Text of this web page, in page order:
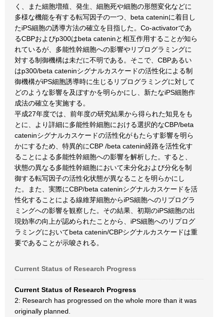
く、また細胞増殖、発生、細胞死や細胞の形態変化などに
多様な機能を有する転写因子の一つ、beta cateninに着目し
たiPS細胞の誘導方法の確立を目指した。Co-activatorであ
るCBPおよびp300はbeta cateninと相互作用することが知ら
れているが、多能性幹細胞への影響やリプログラミングに
対する制御機構は未だに不明である。そこで、CBPあるい
はp300/beta cateninシグナルカスケードの活性化による制
御機構がiPS細胞誘導時に生じるリプログラミングに対して
どのような影響を及ぼすかを明らかにし、新たなiPS細胞作
成法の確立を実施する。
平成27年度では、前年度の研究結果から得られた知見をも
とに、より詳細に多能性幹細胞における選択的なCBP/beta
cateninシグナルカスケードの活性化がもたらす影響を明ら
かにするため、特異的にCBP /beta catenin経路を活性化す
ることによる多能性幹細胞への影響を解析した。すると、
状態の異なる多能性幹細胞において未分化および分化を制
御する転写因子の活性化状態が異なることを明らかにし
た。また、実際にCBP/beta cateninシグナルカスケードを活
性化することによる線維芽細胞からiPS細胞へのリプログラ
ミングへの影響を観察した。その結果、初期のiPS細胞の出
現効率の向上が認められたことから、iPS細胞へのリプログ
ラミングにおいてbeta catenin/CBPシグナルカスケードは重
要であることが示唆される。
Current Status of Research Progress
Current Status of Research Progress
2: Research has progressed on the whole more than it was
originally planned.